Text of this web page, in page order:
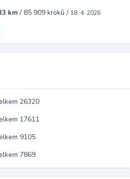
km / 85 909 kroků / 18. 4. 2026
26320
17611
9105
7869